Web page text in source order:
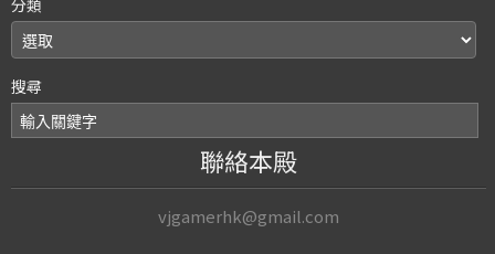
搜尋
聯絡本殿
vjgamerhk@gmail.com